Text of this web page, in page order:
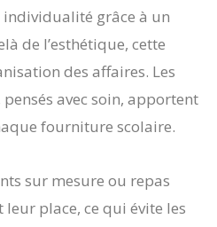
grâce à un
de l’esthétique, cette
des affaires. Les
avec soin, apportent
fourniture scolaire.
sur mesure ou repas
place, ce qui évite les